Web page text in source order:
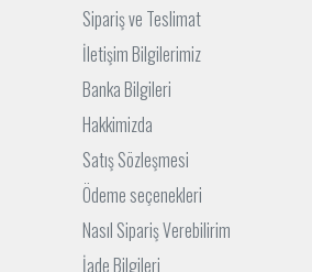
Sipariş ve Teslimat
İletişim Bilgilerimiz
Banka Bilgileri
Hakkimizda
Satış Sözleşmesi
Ödeme seçenekleri
Nasıl Sipariş Verebilirim
İade Bilgileri